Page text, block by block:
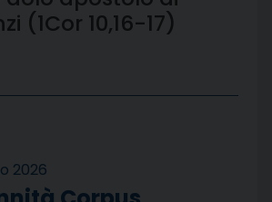
(1Cor 10,16-17)
2026